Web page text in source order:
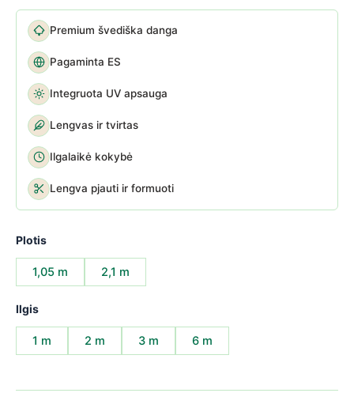
Premium švediška danga
Pagaminta ES
Integruota UV apsauga
Lengvas ir tvirtas
Ilgalaikė kokybė
Lengva pjauti ir formuoti
Plotis
1,05 m 2,1 m
Ilgis
1 m 2 m 3 m 6 m